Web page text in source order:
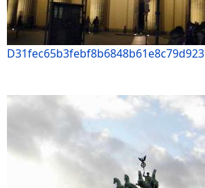
D31fec65b3febf8b6848b61e8c79d923